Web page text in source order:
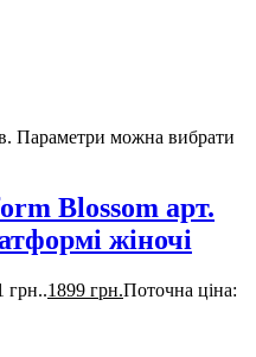
Параметри можна вибрати
Blossom арт.
жіночі
грн..1899 грн.Поточна ціна: